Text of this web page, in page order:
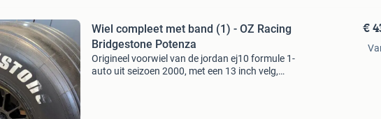
Wiel compleet met band (1) - OZ Racing
Bridgestone Potenza
Origineel voorwiel van de jordan ej10 formule 1-
auto uit seizoen 2000, met een 13 inch velg,
€